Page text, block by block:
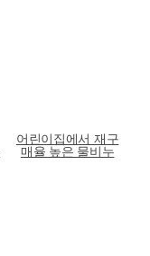
어린이집에서 재구
매율 높은 물비누